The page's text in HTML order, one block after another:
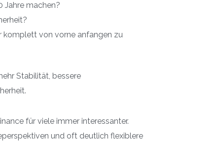
Jahre machen?
komplett von vorne anfangen zu
Stabilität, bessere
für viele immer interessanter.
und oft deutlich flexiblere